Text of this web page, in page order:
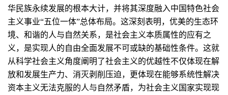
华民族永续发展的根本大计，并将其深度融入中国特色社会
主义事业“五位一体”总体布局。这深刻表明，优美的生态环
境、和谐的人与自然关系，是社会主义本质属性的应有之
义，是实现人的自由全面发展不可或缺的基础性条件。这就
从科学社会主义角度阐明了社会主义的优越性不仅体现在解
放和发展生产力、消灭剥削压迫，更体现在能够系统性解决
资本主义无法克服的人与自然矛盾，为社会主义国家实现现